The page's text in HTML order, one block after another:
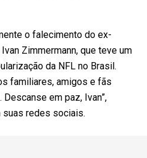
o falecimento do ex-
Zimmermann, que teve um
da NFL no Brasil.
familiares, amigos e fãs
em paz, Ivan”,
suas redes sociais.